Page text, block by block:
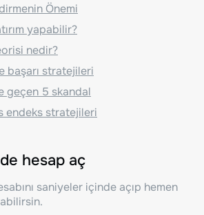
Önemi
yapabilir?
nedir?
başarı stratejileri
geçen 5 skandal
endeks stratejileri
hesap aç
saniyeler içinde açıp hemen